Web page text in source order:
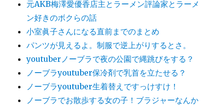
元AKB梅澤愛優香店主とラーメン評論家とラーメ
ン好きのボクらの話
小室眞子さんになる直前までのまとめ
パンツが見えるよ。制服で逆上がりするとさ。
youtuberノーブラで夜の公園で縄跳びをする？
ノーブラyoutuber保冷剤で乳首を立たせる？
ノーブラyoutuber生着替えですっけすけ！
ノーブラでお散歩する女の子！ブラジャーなんか